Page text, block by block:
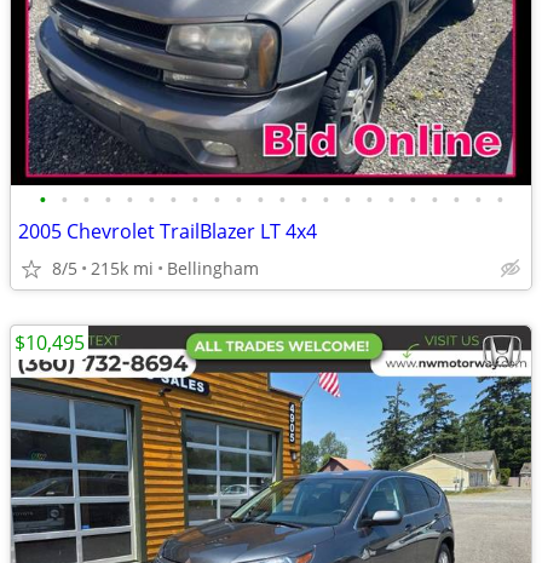
• • • • • • • • • • • • • • • • • • • • • •
2005 Chevrolet TrailBlazer LT 4x4
8/5 215k mi Bellingham
$10,495